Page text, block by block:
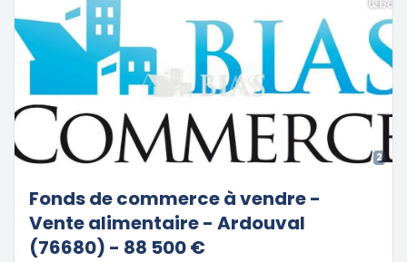
2
Fonds de commerce à vendre -
Vente alimentaire - Ardouval
(76680) - 88 500 €